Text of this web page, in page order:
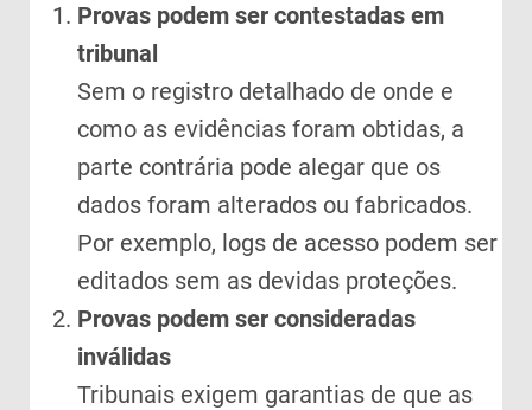
Provas podem ser contestadas em
tribunal
Sem o registro detalhado de onde e
como as evidências foram obtidas, a
parte contrária pode alegar que os
dados foram alterados ou fabricados.
Por exemplo, logs de acesso podem ser
editados sem as devidas proteções.
Provas podem ser consideradas
inválidas
Tribunais exigem garantias de que as